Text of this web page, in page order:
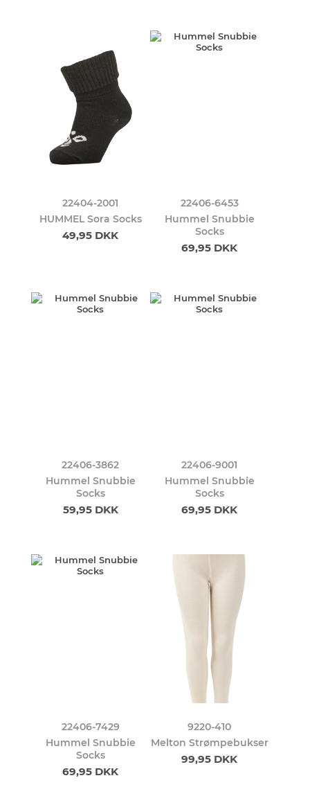
22404-2001
HUMMEL Sora Socks
49,95 DKK
22406-6453
Hummel Snubbie
Socks
69,95 DKK
22406-3862
Hummel Snubbie
Socks
59,95 DKK
22406-9001
Hummel Snubbie
Socks
69,95 DKK
22406-7429
Hummel Snubbie
Socks
69,95 DKK
9220-410
Melton Strømpebukser
99,95 DKK